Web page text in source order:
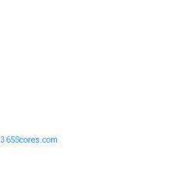
365Scores.com